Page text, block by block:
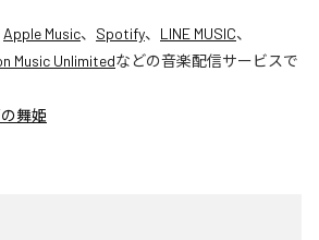
Apple Music、 Spotify、 LINE MUSIC、
Music Unlimitedなどの音楽配信サービスで
舞姫